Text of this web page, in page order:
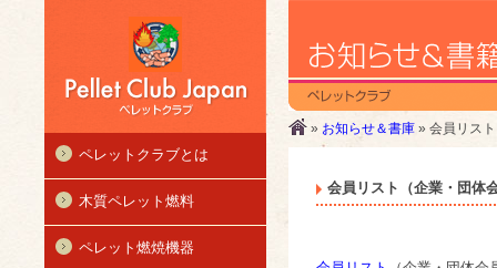
» お知らせ＆書庫 » 会員リス
会員リスト（企業・団体
ペレットクラブとは
木質ペレット燃料
ペレット燃焼機器